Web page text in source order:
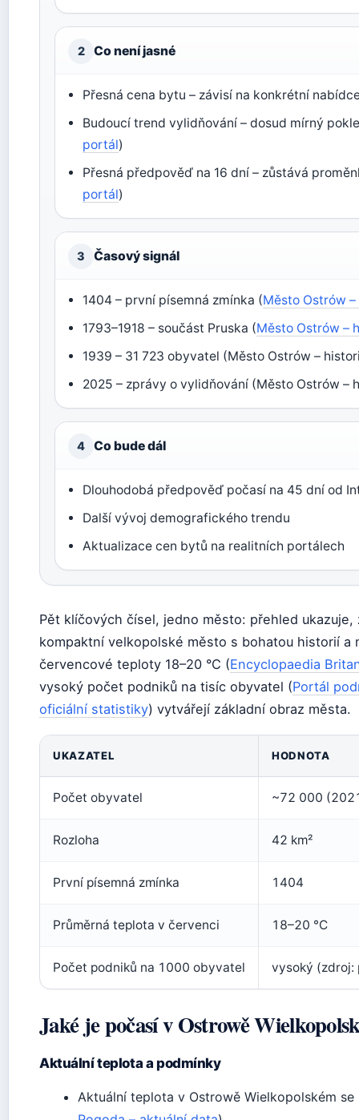
2 Co není jasné
Přesná cena bytu – závisí na konkrétní
Budoucí trend vylidňování – dosud mírný
portál)
Přesná předpověď na 16 dní – zůstává
portál)
3 Časový signál
1404 – první písemná zmínka (Město Ostrów
1793–1918 – součást Pruska (Město Ostrów –
1939 – 31 723 obyvatel (Město Ostrów –
2025 – zprávy o vylidňování (Město Ostrów –
4 Co bude dál
Dlouhodobá předpověď počasí na 45 dní od
Další vývoj demografického trendu
Aktualizace cen bytů na realitních portálech
Pět klíčových čísel, jedno město: přehled
kompaktní velkopolské město s bohatou historií a
červencové teploty 18–20 °C (Encyclopaedia
vysoký počet podniků na tisíc obyvatel (Portál
oficiální statistiky) vytvářejí základní obraz města.
UKAZATEL HODNOTA
Počet obyvatel ~72 000
Rozloha 42 km²
První písemná zmínka 1404
Průměrná teplota v červenci 18–20 °C
Počet podniků na 1000 obyvatel vysoký (zdroj:
Jaké je počasí v Ostrowě
Aktuální teplota a podmínky
Aktuální teplota v Ostrowě Wielkopolském se